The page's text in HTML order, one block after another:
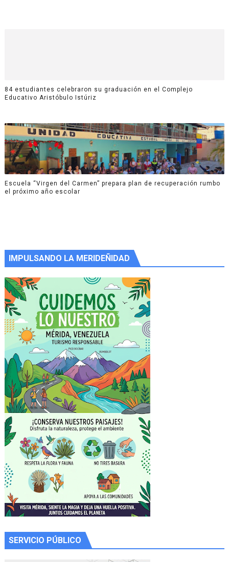
84 estudiantes celebraron su graduación en el Complejo
Educativo Aristóbulo Istúriz
Escuela “Virgen del Carmen” prepara plan de recuperación rumbo
el próximo año escolar
IMPULSANDO LA MERIDEÑIDAD
SERVICIO PÚBLICO